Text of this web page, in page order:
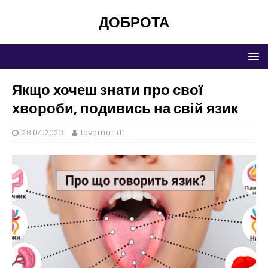
ДОБРОТА
Якщо хочеш знати про свої
хвороби, подивись на свій язик
28.04.2023 fcvomond1